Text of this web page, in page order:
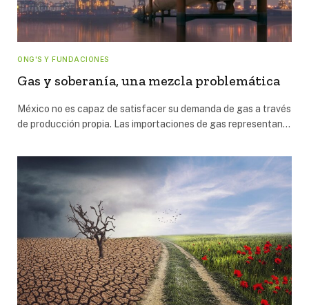
ONG'S Y FUNDACIONES
Gas y soberanía, una mezcla problemática
México no es capaz de satisfacer su demanda de gas a través
de producción propia. Las importaciones de gas representan…